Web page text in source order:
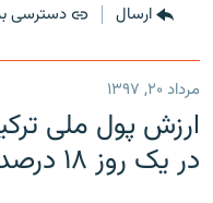
ارسال دسترسی
مرداد ۲۰, ۱۳۹۷
ارزش پول ملی
در یک روز ۱۸ درصد سقوط کرد